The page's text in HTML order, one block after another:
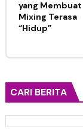
yang Membuat
Mixing Terasa
“Hidup”
CARI BERITA